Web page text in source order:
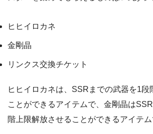
ヒヒイロカネ
金剛晶
リンクス交換チケット
ヒヒイロカネは、SSRまでの武器を1段
ことができるアイテムで、金剛晶は
階上限解放させることができるアイテム